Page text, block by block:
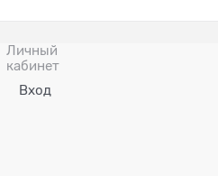
Личный
кабинет
Вход